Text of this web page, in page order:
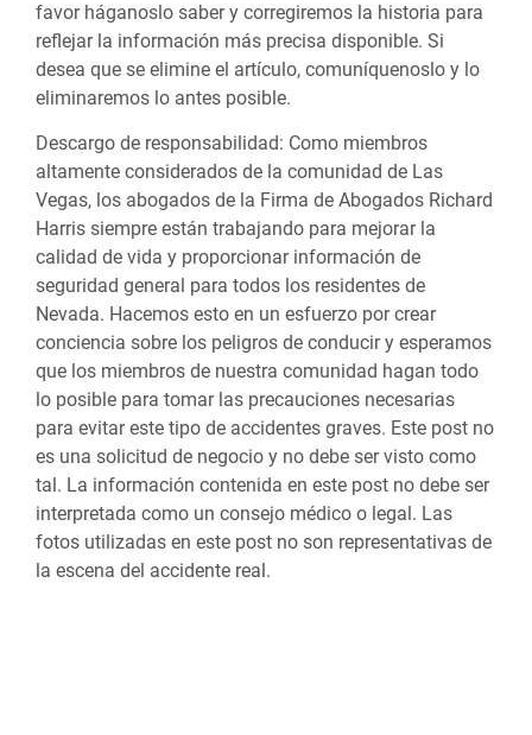
favor háganoslo saber y corregiremos la historia para
reflejar la información más precisa disponible. Si
desea que se elimine el artículo, comuníquenoslo y lo
eliminaremos lo antes posible.
Descargo de responsabilidad: Como miembros
altamente considerados de la comunidad de Las
Vegas, los abogados de la Firma de Abogados Richard
Harris siempre están trabajando para mejorar la
calidad de vida y proporcionar información de
seguridad general para todos los residentes de
Nevada. Hacemos esto en un esfuerzo por crear
conciencia sobre los peligros de conducir y esperamos
que los miembros de nuestra comunidad hagan todo
lo posible para tomar las precauciones necesarias
para evitar este tipo de accidentes graves. Este post no
es una solicitud de negocio y no debe ser visto como
tal. La información contenida en este post no debe ser
interpretada como un consejo médico o legal. Las
fotos utilizadas en este post no son representativas de
la escena del accidente real.